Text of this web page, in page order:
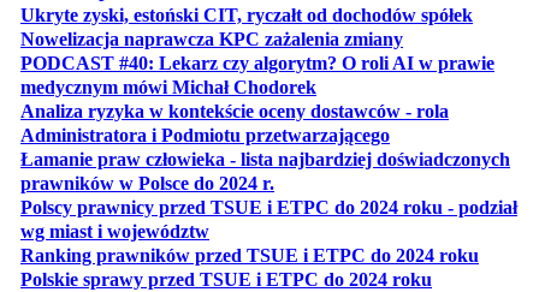
Ukryte zyski, estoński CIT, ryczałt od dochodów spółekotwiera
Nowelizacja naprawcza KPC zażalenia zmianyotwiera się w
PODCAST #40: Lekarz czy algorytm? O roli AI w prawie
medycznym mówi Michał Chodorekotwiera się w nowej karcie
Analiza ryzyka w kontekście oceny dostawców - rola
Administratora i Podmiotu przetwarzającegootwiera się w
Łamanie praw człowieka - lista najbardziej doświadczonych
prawników w Polsce do 2024 r.otwiera się w nowej karcie
Polscy prawnicy przed TSUE i ETPC do 2024 roku - podział
wg miast i województwotwiera się w nowej karcie
Ranking prawników przed TSUE i ETPC do 2024 roku
Polskie sprawy przed TSUE i ETPC do 2024 roku